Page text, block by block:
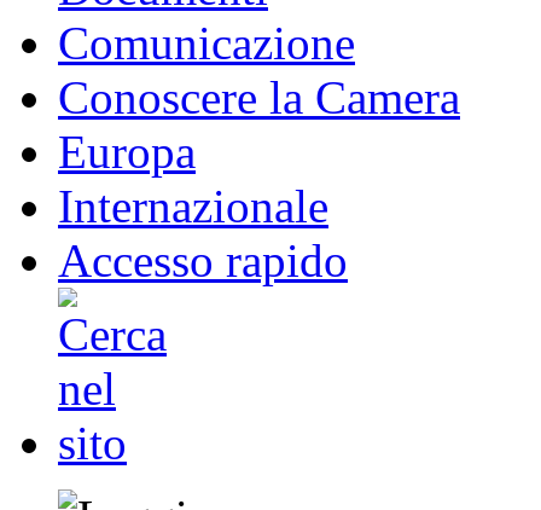
Comunicazione
Conoscere la Camera
Europa
Internazionale
Accesso rapido